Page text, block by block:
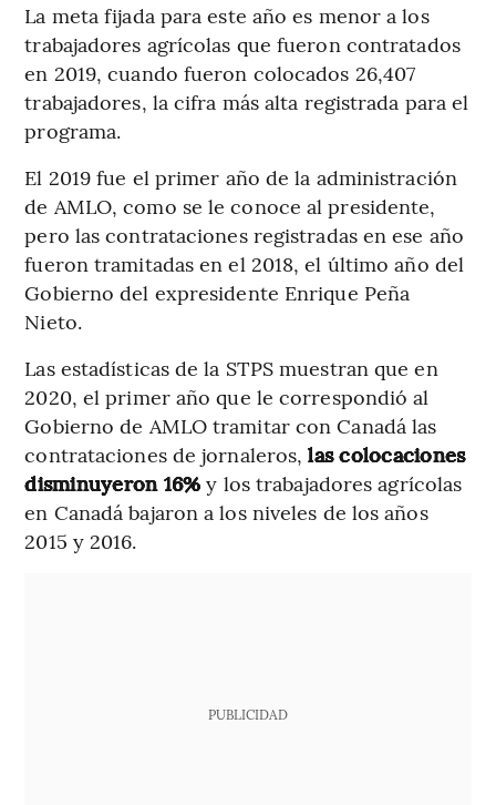
La meta fijada para este año es menor a los
trabajadores agrícolas que fueron contratados
en 2019, cuando fueron colocados 26,407
trabajadores, la cifra más alta registrada para el
programa.
El 2019 fue el primer año de la administración
de AMLO, como se le conoce al presidente,
pero las contrataciones registradas en ese año
fueron tramitadas en el 2018, el último año del
Gobierno del expresidente Enrique Peña
Nieto.
Las estadísticas de la STPS muestran que en
2020, el primer año que le correspondió al
Gobierno de AMLO tramitar con Canadá las
contrataciones de jornaleros,las colocaciones
disminuyeron 16%y los trabajadores agrícolas
en Canadá bajaron a los niveles de los años
2015 y 2016.
PUBLICIDAD